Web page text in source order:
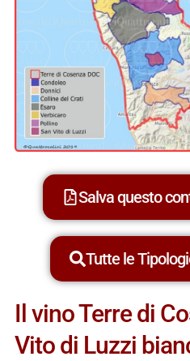
Salva questo
Tutte le
Il vino Terre di
Vito di Luzzi